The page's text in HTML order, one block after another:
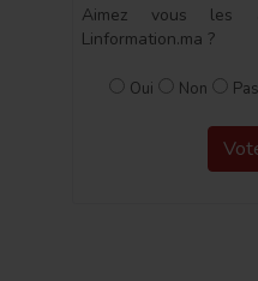
Aimez vous les
Linformation.ma ?
Oui Non